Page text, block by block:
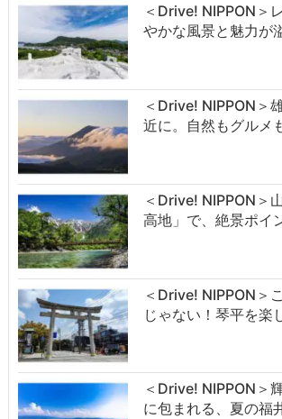
＜Drive! NIPPON＞
やかな風景と魅力が
＜Drive! NIPPON＞
近に。自然もグルメ
＜Drive! NIPPON＞
高地」で、絶景ポイ
＜Drive! NIPPON＞
じゃない！琴平を楽
＜Drive! NIPPON＞
に包まれる、夏の福